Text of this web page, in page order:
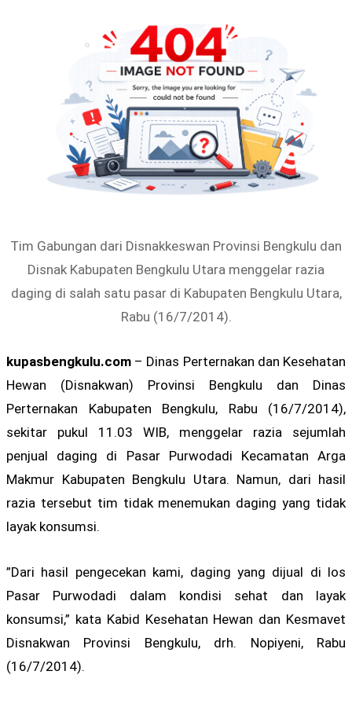
Tim Gabungan dari Disnakkeswan Provinsi Bengkulu dan
Disnak Kabupaten Bengkulu Utara menggelar razia
daging di salah satu pasar di Kabupaten Bengkulu Utara,
Rabu (16/7/2014).
kupasbengkulu.com – Dinas Perternakan dan Kesehatan
Hewan (Disnakwan) Provinsi Bengkulu dan Dinas
Perternakan Kabupaten Bengkulu, Rabu (16/7/2014),
sekitar pukul 11.03 WIB, menggelar razia sejumlah
penjual daging di Pasar Purwodadi Kecamatan Arga
Makmur Kabupaten Bengkulu Utara. Namun, dari hasil
razia tersebut tim tidak menemukan daging yang tidak
layak konsumsi.
”Dari hasil pengecekan kami, daging yang dijual di los
Pasar Purwodadi dalam kondisi sehat dan layak
konsumsi,” kata Kabid Kesehatan Hewan dan Kesmavet
Disnakwan Provinsi Bengkulu, drh. Nopiyeni, Rabu
(16/7/2014).